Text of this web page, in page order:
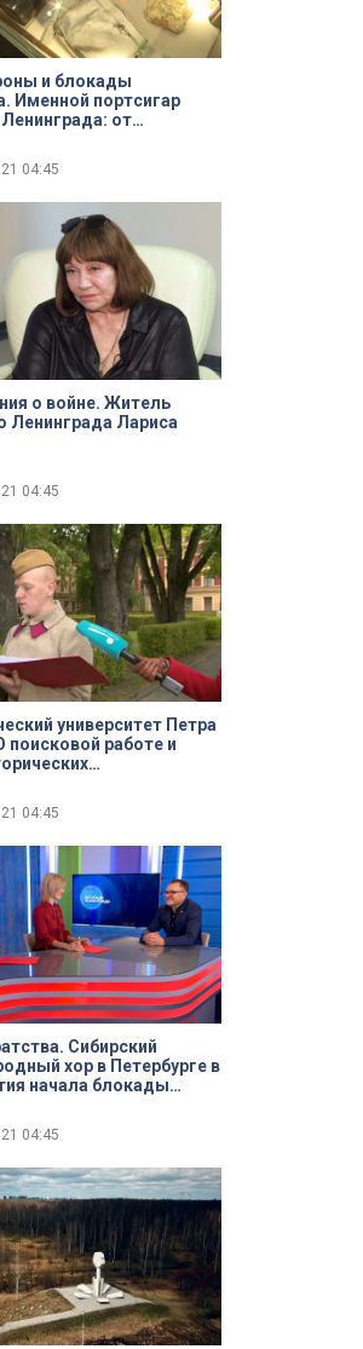
и блокады
Именной портсигар
от
04:45
войне. Житель
Ленинграда Лариса
04:45
университет Петра
поисковой работе и
04:45
Сибирский
хор в Петербурге в
начала блокады
04:45